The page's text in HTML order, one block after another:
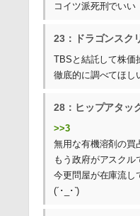
コイツ派死刑でいい
23：ドラゴンスク
TBSと結託して株価
徹底的に調べてほし
28：ヒップアタッ
>>3
無用な有機溶剤の買
もう政府がアスクル
今更問屋が在庫流し
(´･_･`)